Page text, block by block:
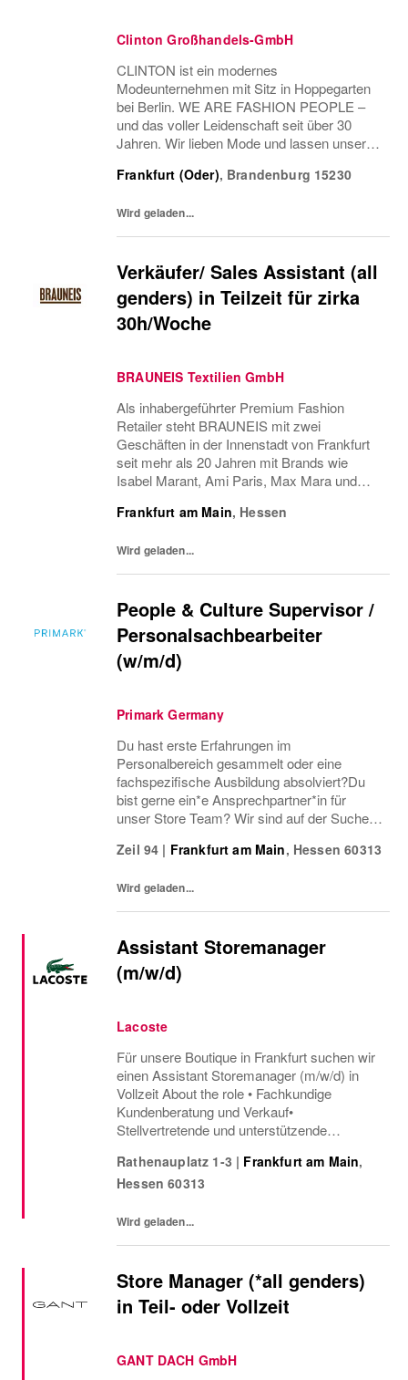
Clinton Großhandels-GmbH
CLINTON ist ein modernes
Modeunternehmen mit Sitz in Hoppegarten
bei Berlin. WE ARE FASHION PEOPLE –
und das voller Leidenschaft seit über 30
Jahren. Wir lieben Mode und lassen unsere
einfließen. Zur CLINTON Markenwelt
Frankfurt (Oder), Brandenburg 15230
Wird geladen...
Verkäufer/ Sales Assistant (all
genders) in Teilzeit für zirka
30h/Woche
BRAUNEIS Textilien GmbH
Als inhabergeführter Premium Fashion
Retailer steht BRAUNEIS mit zwei
Geschäften in der Innenstadt von Frankfurt
seit mehr als 20 Jahren mit Brands wie
Isabel Marant, Ami Paris, Max Mara und
konkurrenzloses Premium Fashion Portfolio
Frankfurt am Main, Hessen
Wird geladen...
People & Culture Supervisor /
Personalsachbearbeiter
(w/m/d)
Primark Germany
Du hast erste Erfahrungen im
Personalbereich gesammelt oder eine
fachspezifische Ausbildung absolviert?Du
bist gerne ein*e Ansprechpartner*in für
unser Store Team? Wir sind auf der Suche
serviceorientiert als People & Culture
Zeil 94 | Frankfurt am Main, Hessen 60313
Wird geladen...
Assistant Storemanager
(m/w/d)
Lacoste
Für unsere Boutique in Frankfurt suchen wir
einen Assistant Storemanager (m/w/d) in
Vollzeit About the role • Fachkundige
Kundenberatung und Verkauf•
Stellvertretende und unterstützende
Kassensystems• Auffüllung und
Auszeichnung der Ware• Lagerführung und –
Rathenauplatz 1-3 | Frankfurt am Main,
Hessen 60313
Wird geladen...
Store Manager (*all genders)
in Teil- oder Vollzeit
GANT DACH GmbH